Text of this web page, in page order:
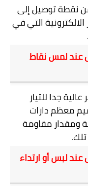
من نقطة توصيل إلى
التي في
عند لمس نقاط
جدا للتيار
معظم دارات
ومقدار مقاومة
عند لبس أو ارتداء